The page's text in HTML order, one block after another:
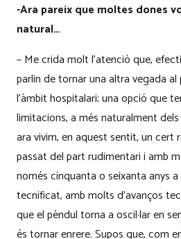
-Ara pareix que moltes dones
natural…
– Me crida molt l’atenció que,
parlin de tornar una altra vegada
l’àmbit hospitalari; una opció que
limitacions, a més naturalment
ara vivim, en aquest sentit, un cert
passat del part rudimentari i amb
només cinquanta o seixanta anys
tecnificat, amb molts d’avanços
que el pèndul torna a oscil·lar en
és tornar enrere. Supos que, com